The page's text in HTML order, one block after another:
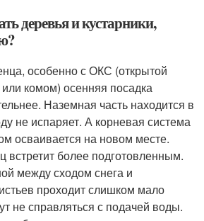
деревья и кустарники,
особенно с ОКС (открытой
комом) осенняя посадка
Наземная часть находится в
не испаряет. А корневая система
осваивается на новом месте.
встретит более подготовленным.
между сходом снега и
проходит слишком мало
не справляться с подачей воды.